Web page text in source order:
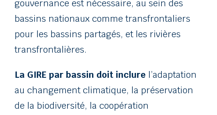
gouvernance est nécessaire, au sein des
bassins nationaux comme transfrontaliers
pour les bassins partagés, et les rivières
transfrontalières.
La GIRE par bassin doit inclure l’adaptation
au changement climatique, la préservation
de la biodiversité, la coopération